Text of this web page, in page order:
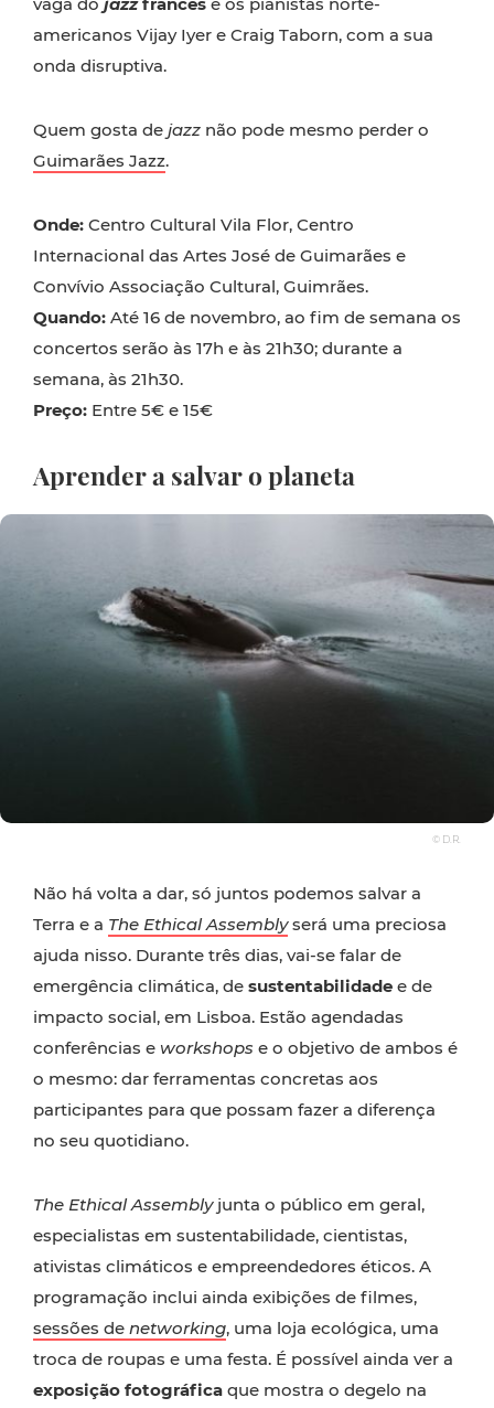
vaga do jazzfrancês e os pianistas norte-
americanos Vijay Iyer e Craig Taborn, com a sua
onda disruptiva.
Quem gosta de jazz não pode mesmo perder o
Guimarães Jazz.
Onde: Centro Cultural Vila Flor, Centro
Internacional das Artes José de Guimarães e
Convívio Associação Cultural, Guimrães.
Quando: Até 16 de novembro, ao fim de semana os
concertos serão às 17h e às 21h30; durante a
semana, às 21h30.
Preço: Entre 5€ e 15€
Aprender a salvar o planeta
© D.R.
Não há volta a dar, só juntos podemos salvar a
Terra e a The Ethical Assemblyserá uma preciosa
ajuda nisso. Durante três dias, vai-se falar de
emergência climática, de sustentabilidade e de
impacto social, em Lisboa. Estão agendadas
conferências e workshops e o objetivo de ambos é
o mesmo: dar ferramentas concretas aos
participantes para que possam fazer a diferença
no seu quotidiano.
The Ethical Assemblyjunta o público em geral,
especialistas em sustentabilidade, cientistas,
ativistas climáticos e empreendedores éticos. A
programação inclui ainda exibições de filmes,
sessões de networking, uma loja ecológica, uma
troca de roupas e uma festa. É possível ainda ver a
exposição fotográfica que mostra o degelo na